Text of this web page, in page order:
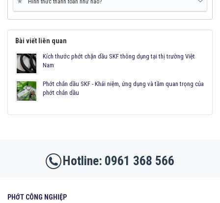
Bài viết liên quan
Kích thước phớt chặn dầu SKF thông dụng tại thị trường Việt
Nam
Phớt chắn dầu SKF - Khái niệm, ứng dụng và tầm quan trọng của
phớt chắn dầu
0961 368 566
PHỚT CÔNG NGHIỆP